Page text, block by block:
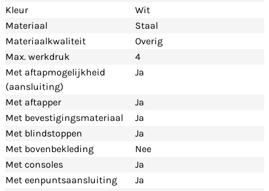
Kleur
Wit
Materiaal
Staal
Materiaalkwaliteit
Overig
Max. werkdruk
4
Met aftapmogelijkheid
(aansluiting)
Ja
Met aftapper
Ja
Met bevestigingsmateriaal
Ja
Met blindstoppen
Ja
Met bovenbekleding
Nee
Met consoles
Ja
Met eenpuntsaansluiting
Ja